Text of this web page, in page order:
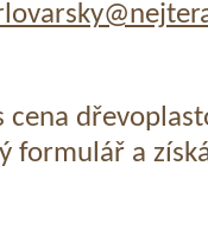
cena
formulář a